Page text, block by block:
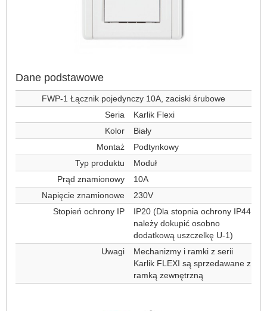
Dane podstawowe
FWP-1 Łącznik pojedynczy 10A, zaciski śrubowe
Seria
Karlik Flexi
Kolor
Biały
Montaż
Podtynkowy
Typ produktu
Moduł
Prąd znamionowy
10A
Napięcie znamionowe
230V
Stopień ochrony IP
IP20 (Dla stopnia ochrony IP44
należy dokupić osobno
dodatkową uszczelkę U-1)
Uwagi
Mechanizmy i ramki z serii
Karlik FLEXI są sprzedawane z
ramką zewnętrzną